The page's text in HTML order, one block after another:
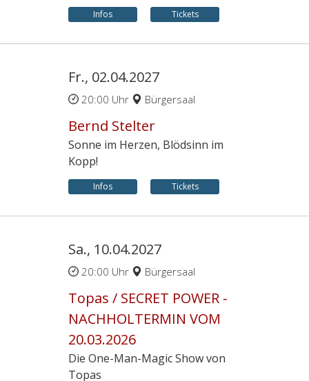
Infos Tickets
Fr., 02.04.2027
20:00 Uhr Bürgersaal
Bernd Stelter
Sonne im Herzen, Blödsinn im
Kopp!
Infos Tickets
Sa., 10.04.2027
20:00 Uhr Bürgersaal
Topas / SECRET POWER -
NACHHOLTERMIN VOM
20.03.2026
Die One-Man-Magic Show von
Topas